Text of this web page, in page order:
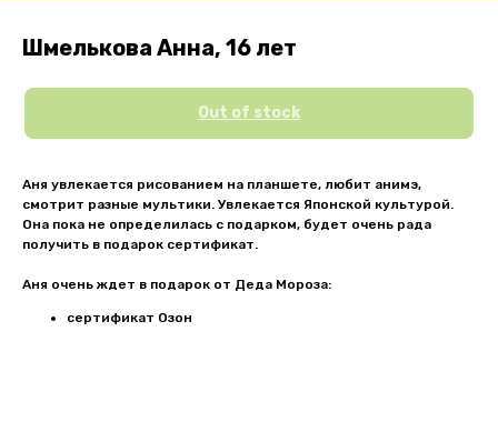
Шмелькова Анна, 16 лет
Out of stock
Аня увлекается рисованием на планшете, любит анимэ,
смотрит разные мультики. Увлекается Японской культурой.
Она пока не определилась с подарком, будет очень рада
получить в подарок сертификат.
Аня очень ждет в подарок от Деда Мороза:
сертификат Озон